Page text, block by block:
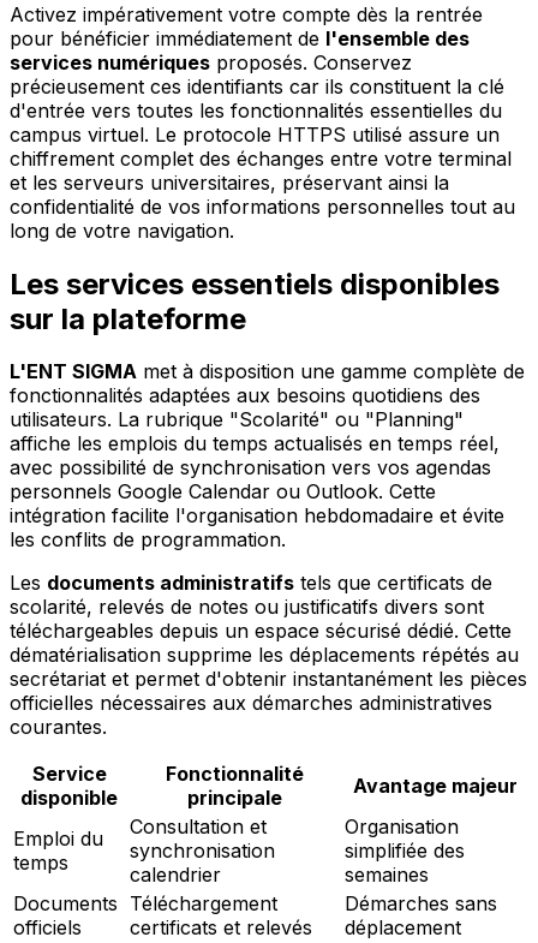
Activez impérativement votre compte dès la rentrée
pour bénéficier immédiatement de l'ensemble des
services numériques proposés. Conservez
précieusement ces identifiants car ils constituent la clé
d'entrée vers toutes les fonctionnalités essentielles du
campus virtuel. Le protocole HTTPS utilisé assure un
chiffrement complet des échanges entre votre terminal
et les serveurs universitaires, préservant ainsi la
confidentialité de vos informations personnelles tout au
long de votre navigation.
Les services essentiels disponibles
sur la plateforme
L'ENT SIGMA met à disposition une gamme complète de
fonctionnalités adaptées aux besoins quotidiens des
utilisateurs. La rubrique "Scolarité" ou "Planning"
affiche les emplois du temps actualisés en temps réel,
avec possibilité de synchronisation vers vos agendas
personnels Google Calendar ou Outlook. Cette
intégration facilite l'organisation hebdomadaire et évite
les conflits de programmation.
Les documents administratifs tels que certificats de
scolarité, relevés de notes ou justificatifs divers sont
téléchargeables depuis un espace sécurisé dédié. Cette
dématérialisation supprime les déplacements répétés au
secrétariat et permet d'obtenir instantanément les pièces
officielles nécessaires aux démarches administratives
courantes.
Service
disponible
Fonctionnalité
principale
Avantage majeur
Emploi du
temps
Consultation et
synchronisation
calendrier
Organisation
simplifiée des
semaines
Documents
officiels
Téléchargement
certificats et relevés
Démarches sans
déplacement